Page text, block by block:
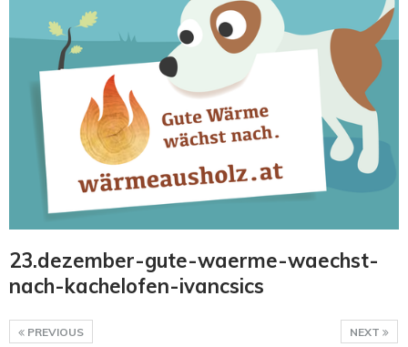
23.dezember-gute-waerme-waechst-
nach-kachelofen-ivancsics
NEXT
PREVIOUS